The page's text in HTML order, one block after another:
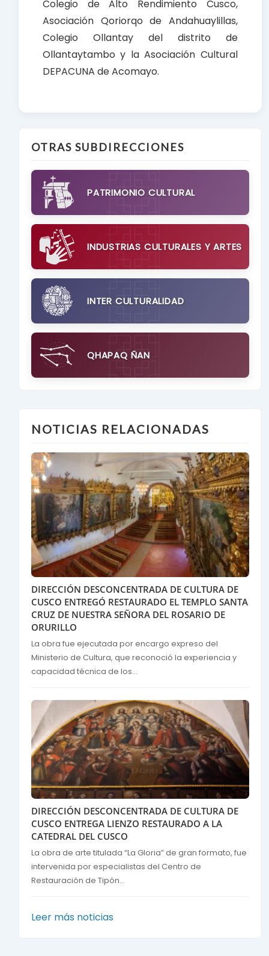
Colegio de Alto Rendimiento Cusco,
Asociación Qoriorqo de Andahuaylillas,
Colegio Ollantay del distrito de
Ollantaytambo y la Asociación Cultural
DEPACUNA de Acomayo.
OTRAS SUBDIRECCIONES
PATRIMONIO CULTURAL
INDUSTRIAS CULTURALES Y ARTES
INTER CULTURALIDAD
QHAPAQ ÑAN
NOTICIAS RELACIONADAS
DIRECCIÓN DESCONCENTRADA DE CULTURA DE
CUSCO ENTREGÓ RESTAURADO EL TEMPLO SANTA
CRUZ DE NUESTRA SEÑORA DEL ROSARIO DE
ORURILLO
La obra fue ejecutada por encargo expreso del
Ministerio de Cultura, que reconoció la experiencia y
capacidad técnica de los...
DIRECCIÓN DESCONCENTRADA DE CULTURA DE
CUSCO ENTREGA LIENZO RESTAURADO A LA
CATEDRAL DEL CUSCO
La obra de arte titulada “La Gloria” de gran formato, fue
intervenida por especialistas del Centro de
Restauración de Tipón...
Leer más noticias